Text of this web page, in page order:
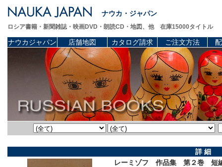
ナウカ・ジャパン
ロシア書籍・新聞雑誌・映画DVD・朗読CD・地図、他 在庫15000タイトル
ナウカジャパン 店舗地図 カタログ請求 ご注文方法
詳 細
レーミゾフ 作品集 第２巻 短